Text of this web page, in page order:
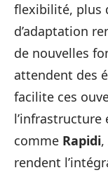
flexibilité, plus
d’adaptation
de nouvelles
attendent des
facilite ces
l’infrastructure
comme Rapidi,
rendent